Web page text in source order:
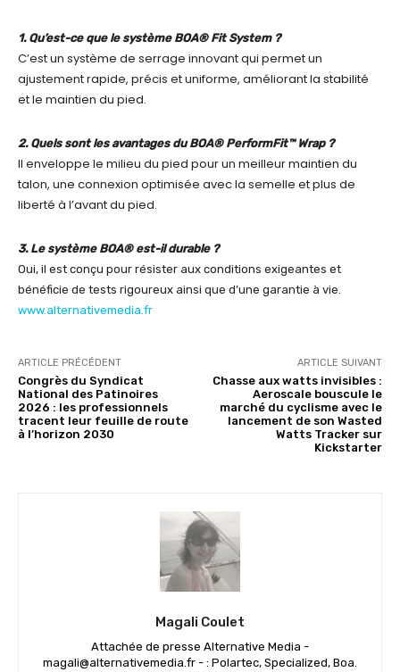
1. Qu’est-ce que le système BOA® Fit System ?
C’est un système de serrage innovant qui permet un
ajustement rapide, précis et uniforme, améliorant la stabilité
et le maintien du pied.
2. Quels sont les avantages du BOA® PerformFit™ Wrap ?
Il enveloppe le milieu du pied pour un meilleur maintien du
talon, une connexion optimisée avec la semelle et plus de
liberté à l’avant du pied.
3. Le système BOA® est-il durable ?
Oui, il est conçu pour résister aux conditions exigeantes et
bénéficie de tests rigoureux ainsi que d’une garantie à vie.
www.alternativemedia.fr
ARTICLE PRÉCÉDENT
Congrès du Syndicat
National des Patinoires
2026 : les professionnels
tracent leur feuille de route
à l’horizon 2030
ARTICLE SUIVANT
Chasse aux watts invisibles :
Aeroscale bouscule le
marché du cyclisme avec le
lancement de son Wasted
Watts Tracker sur
Kickstarter
Magali Coulet
Attachée de presse Alternative Media -
magali@alternativemedia.fr - : Polartec, Specialized, Boa.